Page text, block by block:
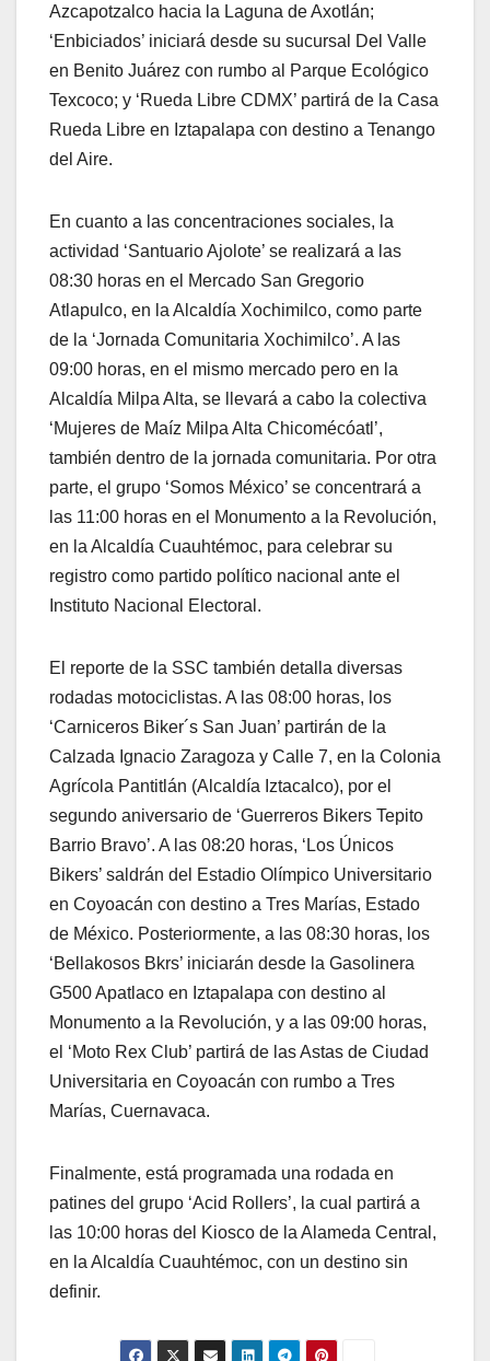
Azcapotzalco hacia la Laguna de Axotlán;
‘Enbiciados’ iniciará desde su sucursal Del Valle
en Benito Juárez con rumbo al Parque Ecológico
Texcoco; y ‘Rueda Libre CDMX’ partirá de la Casa
Rueda Libre en Iztapalapa con destino a Tenango
del Aire.
En cuanto a las concentraciones sociales, la
actividad ‘Santuario Ajolote’ se realizará a las
08:30 horas en el Mercado San Gregorio
Atlapulco, en la Alcaldía Xochimilco, como parte
de la ‘Jornada Comunitaria Xochimilco’. A las
09:00 horas, en el mismo mercado pero en la
Alcaldía Milpa Alta, se llevará a cabo la colectiva
‘Mujeres de Maíz Milpa Alta Chicomécóatl’,
también dentro de la jornada comunitaria. Por otra
parte, el grupo ‘Somos México’ se concentrará a
las 11:00 horas en el Monumento a la Revolución,
en la Alcaldía Cuauhtémoc, para celebrar su
registro como partido político nacional ante el
Instituto Nacional Electoral.
El reporte de la SSC también detalla diversas
rodadas motociclistas. A las 08:00 horas, los
‘Carniceros Biker´s San Juan’ partirán de la
Calzada Ignacio Zaragoza y Calle 7, en la Colonia
Agrícola Pantitlán (Alcaldía Iztacalco), por el
segundo aniversario de ‘Guerreros Bikers Tepito
Barrio Bravo’. A las 08:20 horas, ‘Los Únicos
Bikers’ saldrán del Estadio Olímpico Universitario
en Coyoacán con destino a Tres Marías, Estado
de México. Posteriormente, a las 08:30 horas, los
‘Bellakosos Bkrs’ iniciarán desde la Gasolinera
G500 Apatlaco en Iztapalapa con destino al
Monumento a la Revolución, y a las 09:00 horas,
el ‘Moto Rex Club’ partirá de las Astas de Ciudad
Universitaria en Coyoacán con rumbo a Tres
Marías, Cuernavaca.
Finalmente, está programada una rodada en
patines del grupo ‘Acid Rollers’, la cual partirá a
las 10:00 horas del Kiosco de la Alameda Central,
en la Alcaldía Cuauhtémoc, con un destino sin
definir.